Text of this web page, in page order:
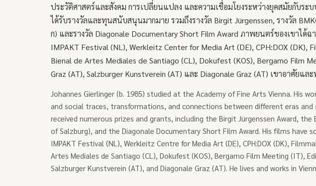
ประวัติศาสตร์และสังคม การเปลี่ยนแปลง และความเชื่อมโยงระหว่างยุคสมัยกับระ
ได้รับรางวัลและทุนสนับสนุนมากมาย รวมถึงรางวัล Birgit Jürgenssen, รางวัล
ก) และรางวัล Diagonale Documentary Short Film Award ภาพยนตร์ของเขาได้
IMPAKT Festival (NL), Werkleitz Center for Media Art (DE), CPH:DOX (DK),
Bienal de Artes Mediales de Santiago (CL), Dokufest (KOS), Bergamo Film
Graz (AT), Salzburger Kunstverein (AT) และ Diagonale Graz (AT) เขาอาศัยแล
Johannes Gierlinger (b. 1985) studied at the Academy of Fine Arts Vienna. His
and social traces, transformations, and connections between different eras
received numerous prizes and grants, including the Birgit Jürgenssen Award,
of Salzburg), and the Diagonale Documentary Short Film Award. His films have
IMPAKT Festival (NL), Werkleitz Centre for Media Art (DE), CPH:DOX (DK),
Artes Mediales de Santiago (CL), Dokufest (KOS), Bergamo Film Meeting (IT),
Salzburger Kunstverein (AT), and Diagonale Graz (AT). He lives and works in